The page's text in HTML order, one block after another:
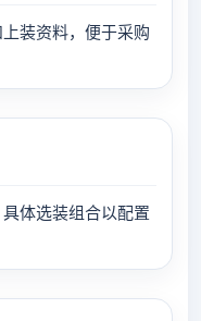
装资料，便于采购
体选装组合以配置